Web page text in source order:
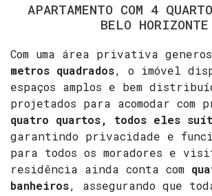
APARTAMENTO COM 4
BELO HORIZONTE
Com uma área privativa
metros quadrados, o imóvel
espaços amplos e bem
projetados para acomodar com
quatro quartos, todos eles
garantindo privacidade e
para todos os moradores e
residência ainda conta com
banheiros, assegurando que